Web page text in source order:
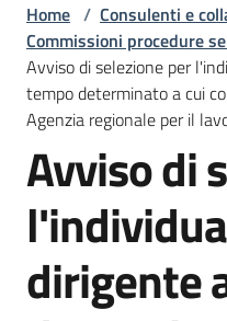
Sottosezioni
Accesso
Home / Consulenti e
Commissioni procedure
Avviso di selezione per
tempo determinato a cui
Agenzia regionale per il
Avviso di
dirigente